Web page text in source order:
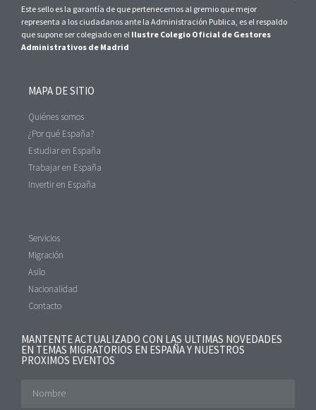
Este sello es la garantía de que pertenecemos al gremio que mejor
representa a los ciudadanos ante la Administración Publica, es el respaldo
que supone ser colegiado en el Ilustre Colegio Oficial de Gestores
Administrativos de Madrid
MAPA DE SITIO
Quiénes somos
¿Por qué España?
Estudiar en España
Trabajar en España
Invertir en España
Servicios
Migración
Asilo
Nacionalidad
Contacto
MANTENTE ACTUALIZADO CON LAS ULTIMAS NOVEDADES
EN TEMAS MIGRATORIOS EN ESPAÑA Y NUESTROS
PROXIMOS EVENTOS